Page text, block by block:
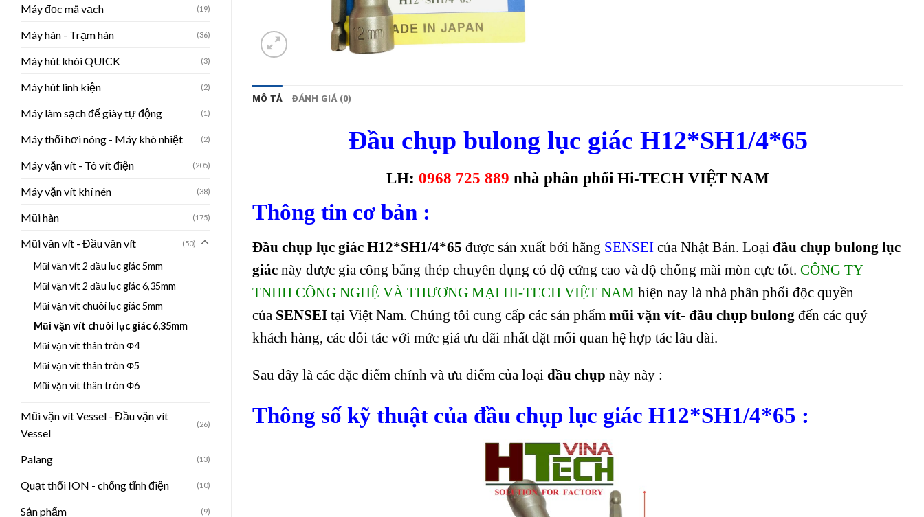
Máy đọc mã vạch (19)
Máy hàn - Trạm hàn (36)
Máy hút khói QUICK (3)
Máy hút linh kiện (2)
Máy làm sạch đế giày tự động (1)
Máy thổi hơi nóng - Máy khò nhiệt (2)
Máy vặn vít - Tô vít điện (205)
Máy vặn vít khí nén (38)
Mũi hàn (175)
Mũi vặn vít - Đầu vặn vít (50)
Mũi vặn vít 2 đầu lục giác 5mm
Mũi vặn vít 2 đầu lục giác 6,35mm
Mũi vặn vít chuôi lục giác 5mm
Mũi vặn vít chuôi lục giác 6,35mm
Mũi vặn vít thân tròn Φ4
Mũi vặn vít thân tròn Φ5
Mũi vặn vít thân tròn Φ6
Mũi vặn vít Vessel - Đầu vặn vít
Vessel
(26)
Palang (13)
Quạt thổi ION - chống tĩnh điện (10)
Sản phẩm (9)
MÔ TẢ ĐÁNH GIÁ (0)
Đầu chụp bulong lục giác H12*SH1/4*65
LH: 0968 725 889 nhà phân phối Hi-TECH VIỆT NAM
Thông tin cơ bản :
Đầu chụp lục giác H12*SH1/4*65 được sản xuất bởi hãng SENSEI của Nhật Bản. Loại đầu chụp bulong lục
giác này được gia công bằng thép chuyên dụng có độ cứng cao và độ chống mài mòn cực tốt. CÔNG TY
TNHH CÔNG NGHỆ VÀ THƯƠNG MẠI HI-TECH VIỆT NAM hiện nay là nhà phân phối độc quyền
của SENSEI tại Việt Nam. Chúng tôi cung cấp các sản phẩm mũi vặn vít- đầu chụp bulong đến các quý
khách hàng, các đối tác với mức giá ưu đãi nhất đặt mối quan hệ hợp tác lâu dài.
Sau đây là các đặc điểm chính và ưu điểm của loại đầu chụp này này :
Thông số kỹ thuật của đầu chụp lục giác H12*SH1/4*65 :